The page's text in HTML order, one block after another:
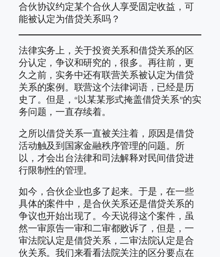
合伙协议约定某个合伙人享受固定收益，可
能被认定为借贷关系吗？
法律实务上，关于投资关系和借贷关系的区
分认定，争议和研究的，很多。再往前，更
久之前，实务中还有联营关系被认定为借贷
关系的案例。联营这个法律词语，已经是历
史了。但是，“以某某形式掩盖借贷关系”的实
务问题，一直存续着。
之所以借贷关系一直被关注着，原因是借贷
活动触及到国家金融秩序管理的问题。所
以，才会出台法律和司法解释对民间借贷进
行限制性的管理。
如今，合伙企业也多了起来。于是，在一些
具体的案件中，是合伙关系还是借贷关系的
争议也开始出现了。今天说得这个案件，虽
然一审原告一审和二审都败诉了，但是，一
审法院认定是借贷关系，二审法院认定是合
伙关系。我们来看看法院关注的区分要点在